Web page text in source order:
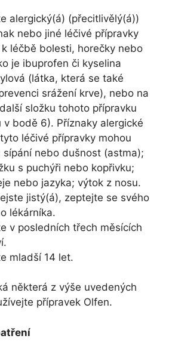
alergický(á) (přecitlivělý(á))
nebo jiné léčivé přípravky
léčbě bolesti, horečky nebo
je ibuprofen či kyselina
(látka, která se také
srážení krve), nebo na
složku tohoto přípravku
v bodě 6). Příznaky alergické
léčivé přípravky mohou
sípání nebo dušnost (astma);
s puchýři nebo kopřivku;
nebo jazyka; výtok z nosu.
jistý(á), zeptejte se svého
lékárníka.
v posledních třech měsících
mladší 14 let.
některá z výše uvedených
přípravek Olfen.